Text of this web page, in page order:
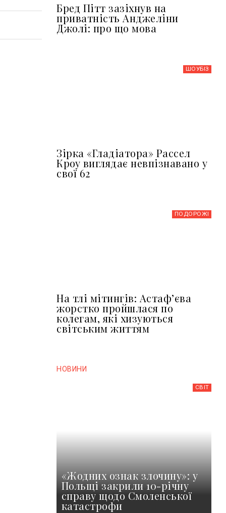
Бред Пітт зазіхнув на
приватність Анджеліни
Джолі: про що мова
ШОУБIЗ
Зірка «Гладіатора» Рассел
Кроу виглядає невпізнавано у
свої 62
ПОДОРОЖІ
На тлі мітингів: Астафʼєва
жорстко пройшлася по
колегам, які хизуються
світським життям
НОВИНИ
СВІТ
«Жодних ознак злочину»: у
Польщі закрили 10-річну
справу щодо Смоленської
катастрофи